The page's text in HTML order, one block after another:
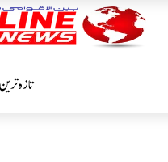
تازہ ترین